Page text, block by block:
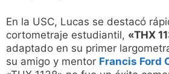
En la USC, Lucas se destacó
cortometraje estudiantil, «THX
adaptado en su primer
su amigo y mentor Francis Ford